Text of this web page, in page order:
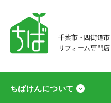
千葉市・四街道
リフォーム専門
ちばけんについて